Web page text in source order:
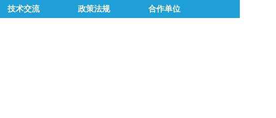
技术交流 政策法规 合作单位